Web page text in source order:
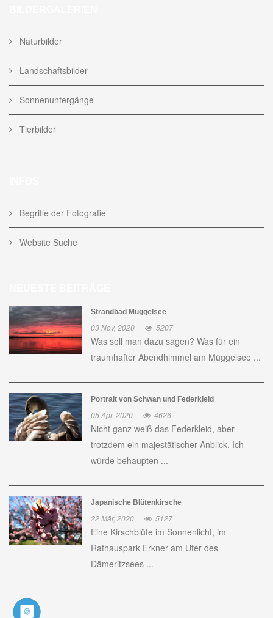
Naturbilder
Landschaftsbilder
Sonnenuntergänge
Tierbilder
Begriffe der Fotografie
Website Suche
Strandbad Müggelsee
03 Nov, 2020 5207
Was soll man dazu sagen? Was für ein
traumhafter Abendhimmel am Müggelsee ...
Portrait von Schwan und Federkleid
05 Apr, 2020 4626
Nicht ganz weiß das Federkleid, aber
trotzdem ein majestätischer Anblick. Ich
würde behaupten ...
Japanische Blütenkirsche
22 Mär, 2020 5127
Eine Kirschblüte im Sonnenlicht, im
Rathauspark Erkner am Ufer des
Dämeritzsees ...